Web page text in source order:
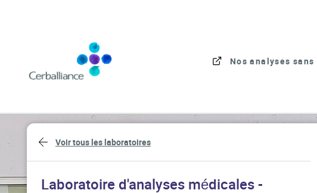
Link to main website
Nos analyses
Voir tous les laboratoires
Laboratoire d'analyses médicales -